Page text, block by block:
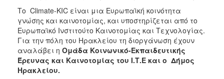
ΠΟΛΗΤο Climate-KIC είναι μια Ευρωπαϊκή κοινότητα
γνώσης και καινοτομίας, και υποστηρίζεται από το
Ευρωπαϊκό Ινστιτούτο Καινοτομίας και Τεχνολογίας.
Για την πόλη του Ηρακλείου τη διοργάνωση έχουν
αναλάβει η Ομάδα Κοινωνικό-Εκπαιδευτικής
Έρευνας και Καινοτομίας του Ι.Τ.Ε και ο Δήμος
Ηρακλείου.